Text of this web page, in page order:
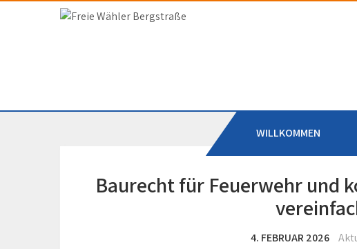
WILLKOMMEN
Baurecht für Feuerwehr und
4. FEBRUAR 2026